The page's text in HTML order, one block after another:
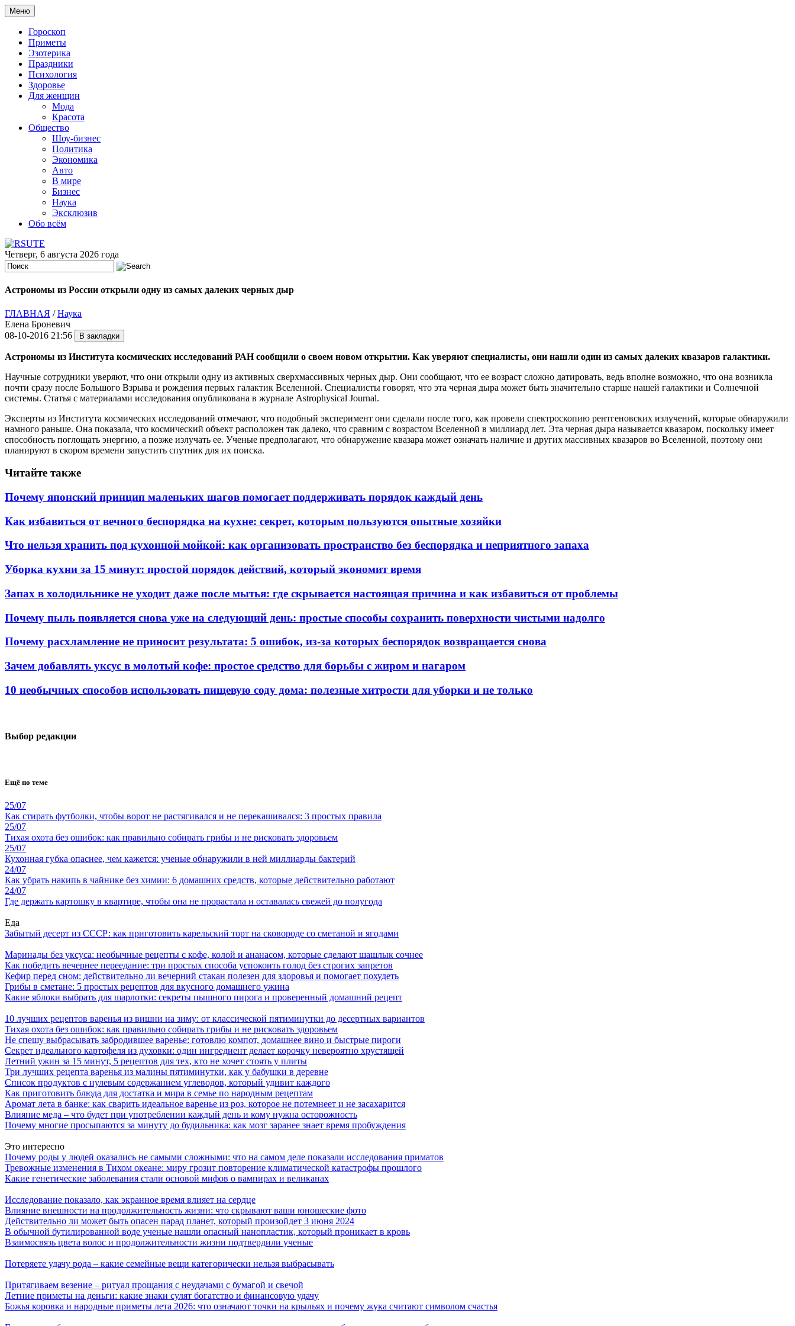
Меню
Гороскоп
Приметы
Эзотерика
Праздники
Психология
Здоровье
Для женщин
Мода
Красота
Общество
Шоу-бизнес
Политика
Экономика
Авто
В мире
Бизнес
Наука
Эксклюзив
Обо всём
Четверг, 6 августа 2026 года
Астрономы из России открыли одну из самых далеких черных дыр
ГЛАВНАЯ /Наука
Елена Броневич
08-10-2016 21:56
Астрономы из Института космических исследований РАН сообщили о своем новом открытии. Как уверяют специалисты, они нашли один из самых далеких квазаров галактики.
Научные сотрудники уверяют, что они открыли одну из активных сверхмассивных черных дыр. Они сообщают, что ее возраст сложно датировать, ведь вполне возможно, что она возникла
почти сразу после Большого Взрыва и рождения первых галактик Вселенной. Специалисты говорят, что эта черная дыра может быть значительно старше нашей галактики и Солнечной
системы. Статья с материалами исследования опубликована в журнале Astrophysical Journal.
Эксперты из Института космических исследований отмечают, что подобный эксперимент они сделали после того, как провели спектроскопию рентгеновских излучений, которые обнаружили
намного раньше. Она показала, что космический объект расположен так далеко, что сравним с возрастом Вселенной в миллиард лет. Эта черная дыра называется квазаром, поскольку имеет
способность поглощать энергию, а позже излучать ее. Ученые предполагают, что обнаружение квазара может означать наличие и других массивных квазаров во Вселенной, поэтому они
планируют в скором времени запустить спутник для их поиска.
Читайте также
Почему японский принцип маленьких шагов помогает поддерживать порядок каждый день
Как избавиться от вечного беспорядка на кухне: секрет, которым пользуются опытные хозяйки
Что нельзя хранить под кухонной мойкой: как организовать пространство без беспорядка и неприятного запаха
Уборка кухни за 15 минут: простой порядок действий, который экономит время
Запах в холодильнике не уходит даже после мытья: где скрывается настоящая причина и как избавиться от проблемы
Почему пыль появляется снова уже на следующий день: простые способы сохранить поверхности чистыми надолго
Почему расхламление не приносит результата: 5 ошибок, из-за которых беспорядок возвращается снова
Зачем добавлять уксус в молотый кофе: простое средство для борьбы с жиром и нагаром
10 необычных способов использовать пищевую соду дома: полезные хитрости для уборки и не только
Выбор редакции
Ещё по теме
25/07
Как стирать футболки, чтобы ворот не растягивался и не перекашивался: 3 простых правила
25/07
Тихая охота без ошибок: как правильно собирать грибы и не рисковать здоровьем
25/07
Кухонная губка опаснее, чем кажется: ученые обнаружили в ней миллиарды бактерий
24/07
Как убрать накипь в чайнике без химии: 6 домашних средств, которые действительно работают
24/07
Где держать картошку в квартире, чтобы она не прорастала и оставалась свежей до полугода
Еда
Забытый десерт из СССР: как приготовить карельский торт на сковороде со сметаной и ягодами
Маринады без уксуса: необычные рецепты с кофе, колой и ананасом, которые сделают шашлык сочнее
Как победить вечернее переедание: три простых способа успокоить голод без строгих запретов
Кефир перед сном: действительно ли вечерний стакан полезен для здоровья и помогает похудеть
Грибы в сметане: 5 простых рецептов для вкусного домашнего ужина
Какие яблоки выбрать для шарлотки: секреты пышного пирога и проверенный домашний рецепт
10 лучших рецептов варенья из вишни на зиму: от классической пятиминутки до десертных вариантов
Тихая охота без ошибок: как правильно собирать грибы и не рисковать здоровьем
Не спешу выбрасывать забродившее варенье: готовлю компот, домашнее вино и быстрые пироги
Секрет идеального картофеля из духовки: один ингредиент делает корочку невероятно хрустящей
Летний ужин за 15 минут, 5 рецептов для тех, кто не хочет стоять у плиты
Три лучших рецепта варенья из малины пятиминутки, как у бабушки в деревне
Список продуктов с нулевым содержанием углеводов, который удивит каждого
Как приготовить блюда для достатка и мира в семье по народным рецептам
Аромат лета в банке: как сварить идеальное варенье из роз, которое не потемнеет и не засахарится
Влияние меда – что будет при употреблении каждый день и кому нужна осторожность
Почему многие просыпаются за минуту до будильника: как мозг заранее знает время пробуждения
Это интересно
Почему роды у людей оказались не самыми сложными: что на самом деле показали исследования приматов
Тревожные изменения в Тихом океане: миру грозит повторение климатической катастрофы прошлого
Какие генетические заболевания стали основой мифов о вампирах и великанах
Исследование показало, как экранное время влияет на сердце
Влияние внешности на продолжительность жизни: что скрывают ваши юношеские фото
Действительно ли может быть опасен парад планет, который произойдет 3 июня 2024
В обычной бутилированной воде ученые нашли опасный нанопластик, который проникает в кровь
Взаимосвязь цвета волос и продолжительности жизни подтвердили ученые
Потеряете удачу рода – какие семейные вещи категорически нельзя выбрасывать
Притягиваем везение – ритуал прощания с неудачами с бумагой и свечой
Летние приметы на деньги: какие знаки сулят богатство и финансовую удачу
Божья коровка и народные приметы лета 2026: что означают точки на крыльях и почему жука считают символом счастья